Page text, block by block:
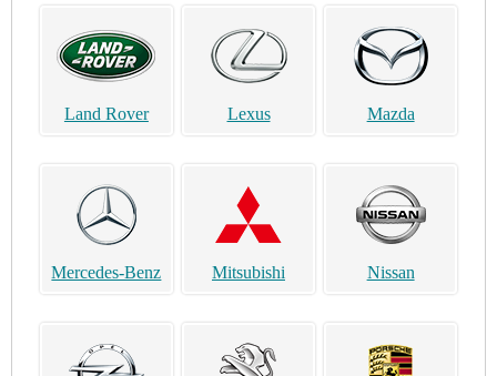
Land Rover Lexus Mazda
Mercedes-Benz Mitsubishi Nissan